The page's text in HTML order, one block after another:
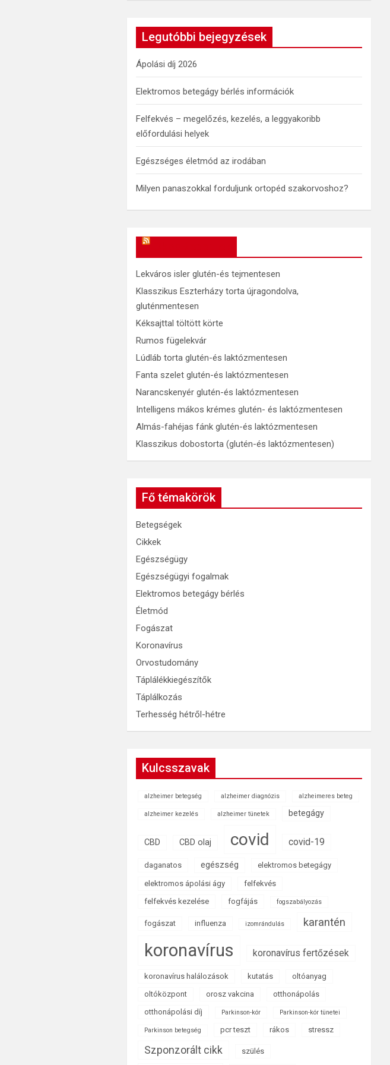
a
h
Legutóbbi bejegyzések
Ápolási díj 2026
Elektromos betegágy bérlés információk
Felfekvés – megelőzés, kezelés, a leggyakoribb
előfordulási helyek
Egészséges életmód az irodában
Milyen panaszokkal forduljunk ortopéd szakorvoshoz?
Lekváros isler glutén-és tejmentesen
Klasszikus Eszterházy torta újragondolva,
gluténmentesen
Kéksajttal töltött körte
Rumos fügelekvár
Lúdláb torta glutén-és laktózmentesen
Fanta szelet glutén-és laktózmentesen
Narancskenyér glutén-és laktózmentesen
Intelligens mákos krémes glutén- és laktózmentesen
Almás-fahéjas fánk glutén-és laktózmentesen
Klasszikus dobostorta (glutén-és laktózmentesen)
Fő témakörök
Betegségek
Cikkek
Egészségügy
Egészségügyi fogalmak
Elektromos betegágy bérlés
Életmód
Fogászat
Koronavírus
Orvostudomány
Táplálékkiegészítők
Táplálkozás
Terhesség hétről-hétre
Kulcsszavak
alzheimer betegség alzheimer diagnózis alzheimeres beteg
alzheimer kezelés alzheimer tünetek betegágy
CBD CBD olaj covid covid-19
daganatos egészség elektromos betegágy
elektromos ápolási ágy
felfekvés
felfekvés kezelése
fogfájás fogszabályozás
fogászat influenza izomrándulás karantén
koronavírus koronavírus fertőzések
koronavírus halálozások kutatás
oltóanyag
oltóközpont
orosz vakcina
otthonápolás
otthonápolási díj
Parkinson-kór Parkinson-kór tünetei
Parkinson betegség pcr teszt rákos stressz
Szponzorált cikk szülés